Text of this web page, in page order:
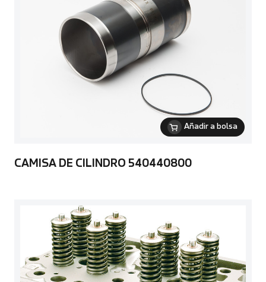
Añadir a bolsa
CAMISA DE CILINDRO 540440800